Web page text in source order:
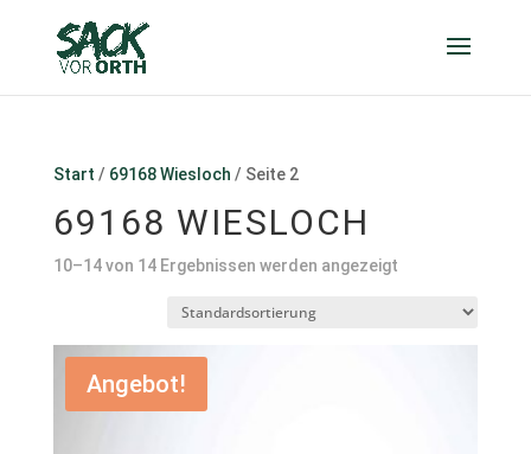
Start / 69168 Wiesloch / Seite 2
69168 WIESLOCH
10–14 von 14 Ergebnissen werden angezeigt
Angebot!